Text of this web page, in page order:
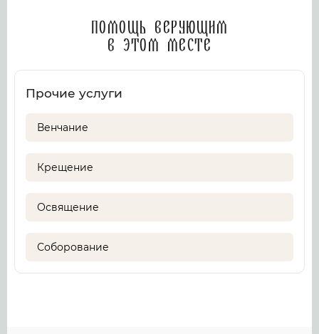
Помощь верующим
в этом месте
Прочие услуги
Венчание
Крещение
Освящение
Соборование